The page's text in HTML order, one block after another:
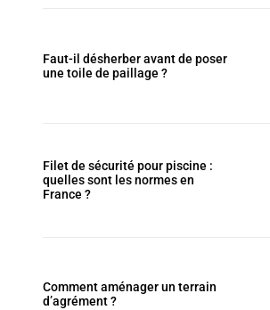
Faut-il désherber avant de poser
une toile de paillage ?
Filet de sécurité pour piscine :
quelles sont les normes en
France ?
Comment aménager un terrain
d’agrément ?